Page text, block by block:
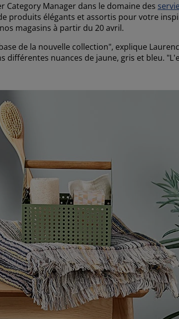
Category Manager dans le domaine des
produits élégants et assortis pour votre
magasins à partir du 20 avril.
de la nouvelle collection", explique
nuances de jaune, gris et bleu.